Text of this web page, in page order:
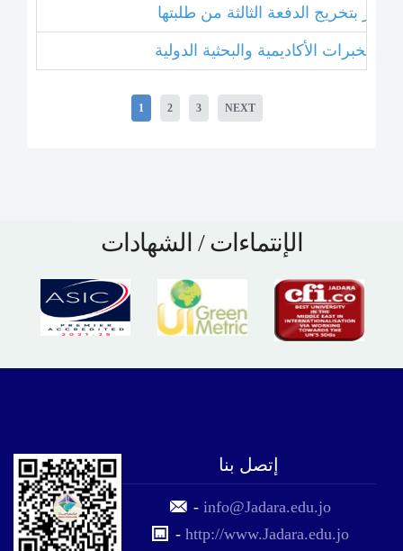
بتخريج الدفعة الثالثة من طلبتها
1 2 3 NEXT
الإنتماءات / الشهادات
إتصل بنا
-info@Jadara.edu.jo
-http://www.Jadara.edu.jo